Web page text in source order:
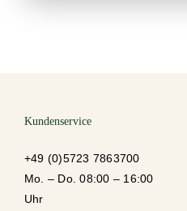
Kundenservice
+49 (0)5723 7863700
Mo. – Do. 08:00 – 16:00
Uhr